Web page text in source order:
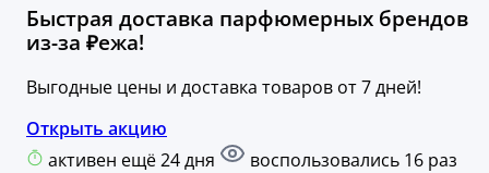
Быстрая доставка парфюмерных брендов
из-за ₽ежа!
Выгодные цены и доставка товаров от 7 дней!
Открыть акцию
активен ещё 24 дня
воспользовались 16 раз